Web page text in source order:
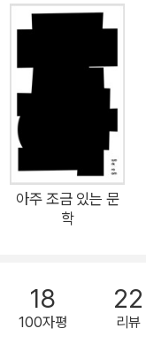
품고 있다』 『소설가의
이상문학상 등을 수상했
를 바라는 젊은이들에
아주 조금 있는 문
학
18
100자평
22
리뷰